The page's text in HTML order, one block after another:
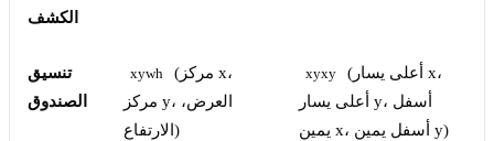
الكشف
تنسيق
الصندوق
xywh
(مركز x،
مركز y، العرض،
الارتفاع)
xyxy
(أعلى يسار x،
أعلى يسار y، أسفل
يمين x، أسفل يمين y)